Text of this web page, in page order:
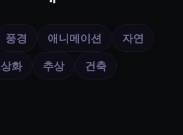
풍경 애니메이션
자연
화
추상 건축